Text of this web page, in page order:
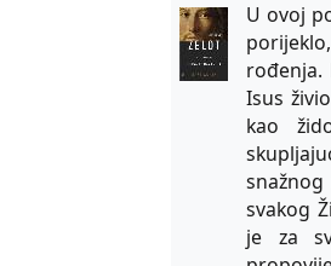
U ovoj
rođenja.
Isus
kao
svakog
je za